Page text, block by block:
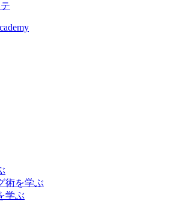
術を学ぶ
学ぶ